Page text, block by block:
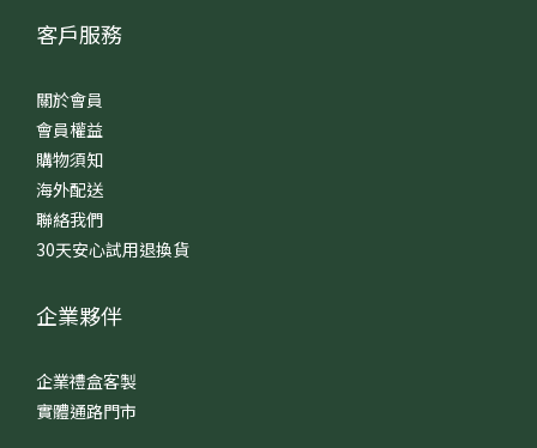
客戶服務
關於會員
會員權益
購物須知
海外配送
聯絡我們
30天安心試用退換貨
企業夥伴
企業禮盒客製
實體通路門市